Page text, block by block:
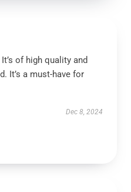
of high quality and
It’s a must-have for
Dec 8, 2024